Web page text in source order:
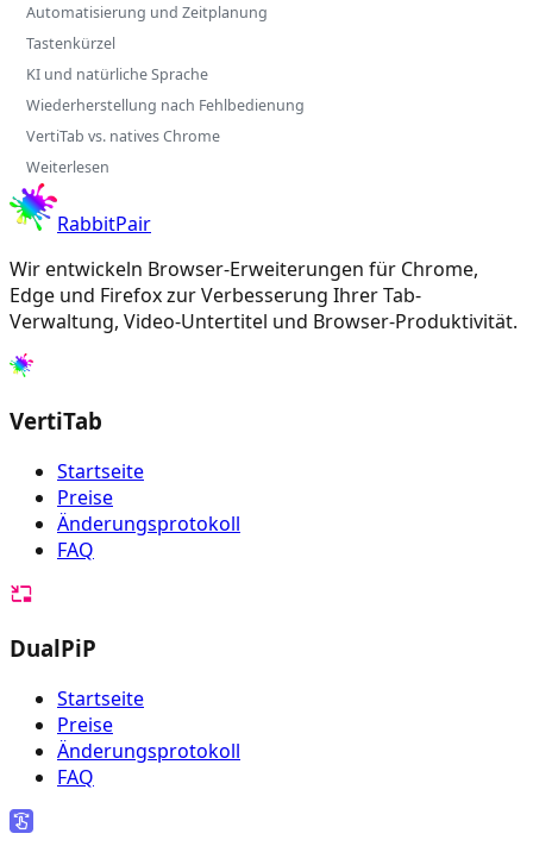
Automatisierung und Zeitplanung
Tastenkürzel
KI und natürliche Sprache
Wiederherstellung nach Fehlbedienung
VertiTab vs. natives Chrome
Weiterlesen
RabbitPair
Wir entwickeln Browser-Erweiterungen für Chrome,
Edge und Firefox zur Verbesserung Ihrer Tab-
Verwaltung, Video-Untertitel und Browser-Produktivität.
VertiTab
Startseite
Preise
Änderungsprotokoll
FAQ
DualPiP
Startseite
Preise
Änderungsprotokoll
FAQ